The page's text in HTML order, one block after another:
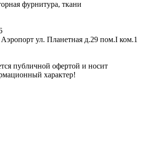
фурнитура, ткани
ул. Планетная д.29 пом.I ком.1
публичной офертой и носит
характер!